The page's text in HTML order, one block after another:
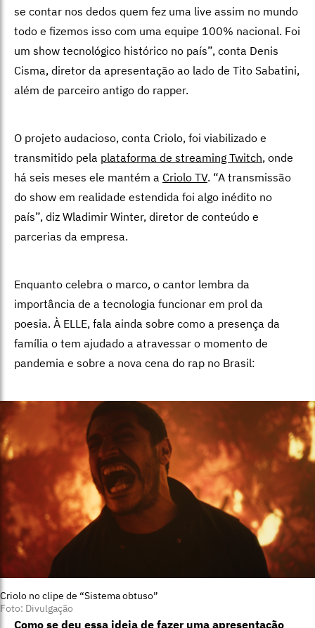
se contar nos dedos quem fez uma live assim no mundo
todo e fizemos isso com uma equipe 100% nacional. Foi
um show tecnológico histórico no país”, conta Denis
Cisma, diretor da apresentação ao lado de Tito Sabatini,
além de parceiro antigo do rapper.
O projeto audacioso, conta Criolo, foi viabilizado e
transmitido pela plataforma de streaming Twitch, onde
há seis meses ele mantém a Criolo TV. “A transmissão
do show em realidade estendida foi algo inédito no
país”, diz Wladimir Winter, diretor de conteúdo e
parcerias da empresa.
Enquanto celebra o marco, o cantor lembra da
importância de a tecnologia funcionar em prol da
poesia. À ELLE, fala ainda sobre como a presença da
família o tem ajudado a atravessar o momento de
pandemia e sobre a nova cena do rap no Brasil:
Criolo no clipe de “Sistema obtuso”
Foto: Divulgação
Como se deu essa ideia de fazer uma apresentação